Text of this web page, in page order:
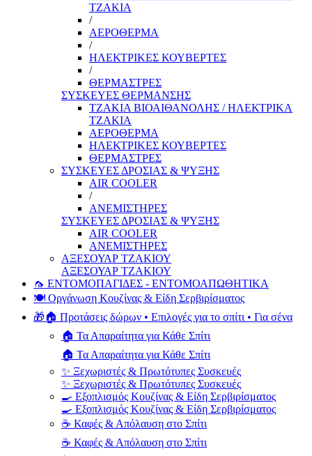
ΤΖΑΚΙΑ
/
ΑΕΡΟΘΕΡΜΑ
/
ΗΛΕΚΤΡΙΚΕΣ ΚΟΥΒΕΡΤΕΣ
/
ΘΕΡΜΑΣΤΡΕΣ
ΣΥΣΚΕΥΕΣ ΘΕΡΜΑΝΣΗΣ
ΤΖΑΚΙΑ ΒΙΟΑΙΘΑΝΟΛΗΣ / ΗΛΕΚΤΡΙΚΑ
ΤΖΑΚΙΑ
ΑΕΡΟΘΕΡΜΑ
ΗΛΕΚΤΡΙΚΕΣ ΚΟΥΒΕΡΤΕΣ
ΘΕΡΜΑΣΤΡΕΣ
ΣΥΣΚΕΥΕΣ ΔΡΟΣΙΑΣ & ΨΥΞΗΣ
AIR COOLER
/
ΑΝΕΜΙΣΤΗΡΕΣ
ΣΥΣΚΕΥΕΣ ΔΡΟΣΙΑΣ & ΨΥΞΗΣ
AIR COOLER
ΑΝΕΜΙΣΤΗΡΕΣ
ΑΞΕΣΟΥΑΡ ΤΖΑΚΙΟΥ
ΑΞΕΣΟΥΑΡ ΤΖΑΚΙΟΥ
🦟 ΕΝΤΟΜΟΠΑΓΙΔΕΣ - ΕΝΤΟΜΟΑΠΩΘΗΤΙΚΑ
🍽️ Οργάνωση Κουζίνας & Είδη Σερβιρίσματος
🎁🏠 Προτάσεις δώρων • Επιλογές για το σπίτι • Για σένα
🏠 Τα Απαραίτητα για Κάθε Σπίτι
🏠 Τα Απαραίτητα για Κάθε Σπίτι
✨ Ξεχωριστές & Πρωτότυπες Συσκευές
✨ Ξεχωριστές & Πρωτότυπες Συσκευές
🍳 Εξοπλισμός Κουζίνας & Είδη Σερβιρίσματος
🍳 Εξοπλισμός Κουζίνας & Είδη Σερβιρίσματος
☕ Καφές & Απόλαυση στο Σπίτι
☕ Καφές & Απόλαυση στο Σπίτι